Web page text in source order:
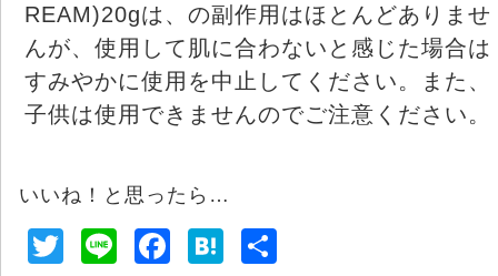
REAM)20gは、の副作用はほとんどありませ
んが、使用して肌に合わないと感じた場合は
すみやかに使用を中止してください。また、
子供は使用できませんのでご注意ください。
いいね！と思ったら…
T
Li
H